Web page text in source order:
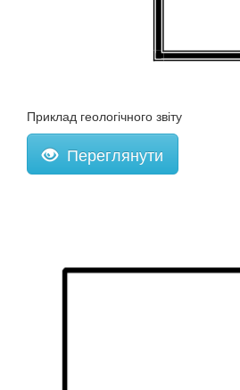
Приклад геологічного звіту
Переглянути